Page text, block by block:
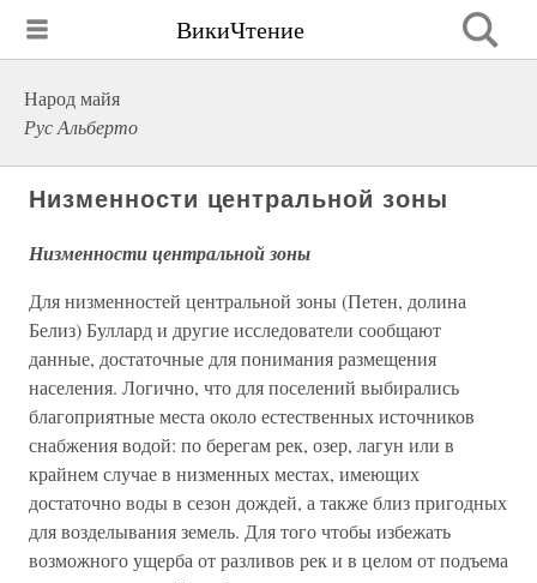
ВикиЧтение
Народ майя
Рус Альберто
Низменности центральной зоны
Низменности центральной зоны
Для низменностей центральной зоны (Петен, долина
Белиз) Буллард и другие исследователи сообщают
данные, достаточные для понимания размещения
населения. Логично, что для поселений выбирались
благоприятные места около естественных источников
снабжения водой: по берегам рек, озер, лагун или в
крайнем случае в низменных местах, имеющих
достаточно воды в сезон дождей, а также близ пригодных
для возделывания земель. Для того чтобы избежать
возможного ущерба от разливов рек и в целом от подъема